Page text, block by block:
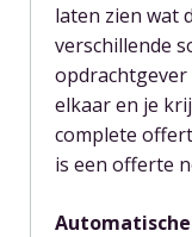
laten zien wat
verschillende
elkaar en je
complete
is een offerte